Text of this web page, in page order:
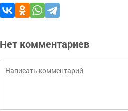
Нет комментариев